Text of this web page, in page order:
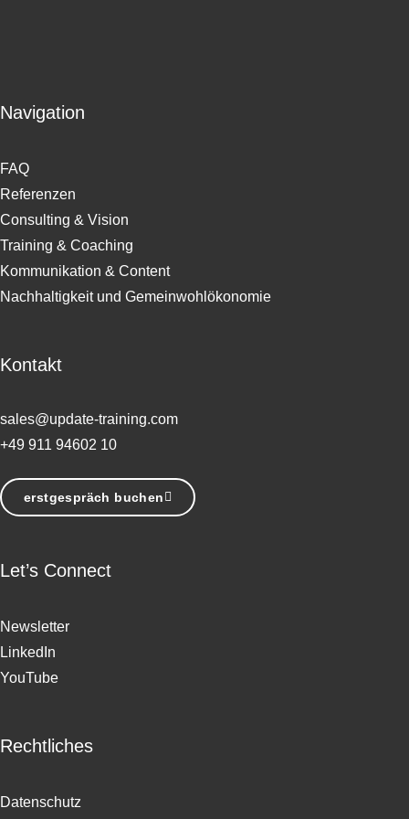
Navigation
FAQ
Referenzen
Consulting & Vision
Training & Coaching
Kommunikation & Content
Nachhaltigkeit und Gemeinwohlökonomie
Kontakt
sales@update-training.com
+49 911 94602 10
erstgespräch buchen
Let’s Connect
Newsletter
LinkedIn
YouTube
Rechtliches
Datenschutz